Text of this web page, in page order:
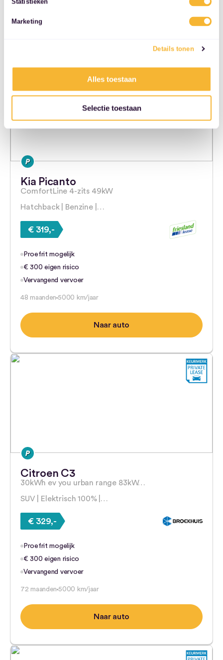
Statistieken
Marketing
Details tonen
Alles toestaan
Selectie toestaan
36 maanden
Kia Picanto
ComfortLine 4-zits 49kW
Hatchback | Benzine |…
€ 319,-
Proefrit mogelijk
€ 300 eigen risico
Vervangend vervoer
48 maanden 5000 km/jaar
Naar auto
Citroen C3
30kWh ev you urban range 83kW…
SUV | Elektrisch 100% |…
€ 329,-
Proefrit mogelijk
€ 300 eigen risico
Vervangend vervoer
72 maanden 5000 km/jaar
Naar auto